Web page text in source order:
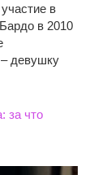
в
в 2010
– девушку
за что